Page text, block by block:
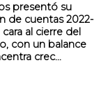
presentó su
de cuentas 2022-
al cierre del
con un balance
crec...